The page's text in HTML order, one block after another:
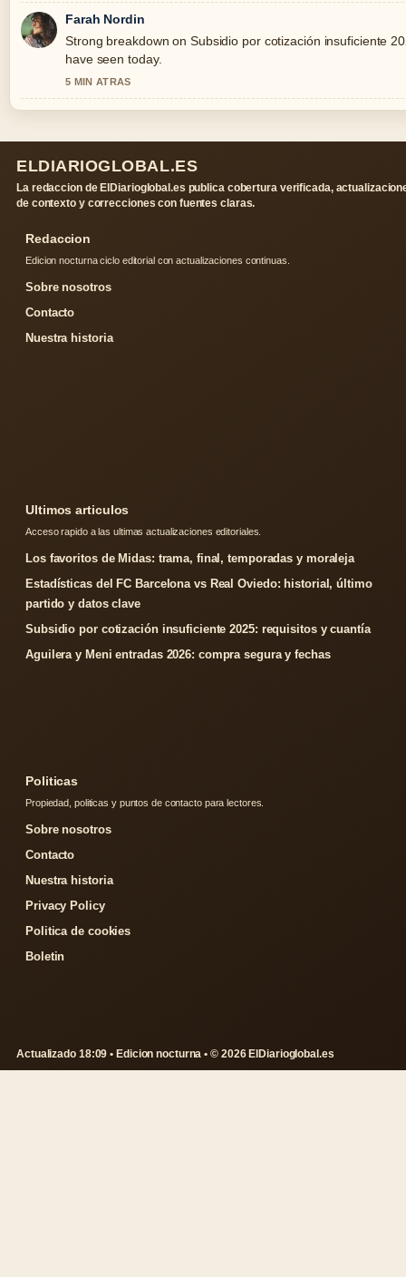
Farah Nordin
Strong breakdown on Subsidio por cotización insuficiente
have seen today.
5 MIN ATRAS
ELDIARIOGLOBAL.ES
La redaccion de ElDiarioglobal.es publica cobertura verificada,
de contexto y correcciones con fuentes claras.
Redaccion
Edicion nocturna ciclo editorial con actualizaciones continuas.
Sobre nosotros
Contacto
Nuestra historia
Ultimos articulos
Acceso rapido a las ultimas actualizaciones editoriales.
Los favoritos de Midas: trama, final, temporadas y moraleja
Estadísticas del FC Barcelona vs Real Oviedo: historial, último
partido y datos clave
Subsidio por cotización insuficiente 2025: requisitos y cuantía
Aguilera y Meni entradas 2026: compra segura y fechas
Politicas
Propiedad, politicas y puntos de contacto para lectores.
Sobre nosotros
Contacto
Nuestra historia
Privacy Policy
Politica de cookies
Boletin
Actualizado 18:09 • Edicion nocturna • © 2026 ElDiarioglobal.es